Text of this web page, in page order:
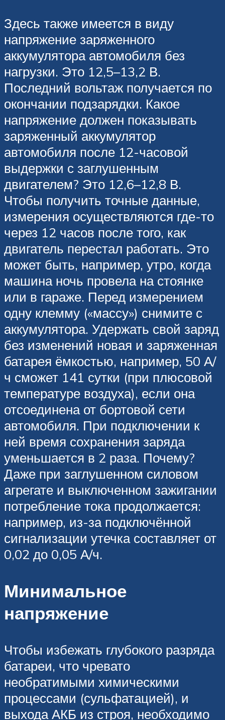
Здесь также имеется в виду
напряжение заряженного
аккумулятора автомобиля без
нагрузки. Это 12,5–13,2 В.
Последний вольтаж получается по
окончании подзарядки. Какое
напряжение должен показывать
заряженный аккумулятор
автомобиля после 12-часовой
выдержки с заглушенным
двигателем? Это 12,6–12,8 В.
Чтобы получить точные данные,
измерения осуществляются где-то
через 12 часов после того, как
двигатель перестал работать. Это
может быть, например, утро, когда
машина ночь провела на стоянке
или в гараже. Перед измерением
одну клемму («массу») снимите с
аккумулятора. Удержать свой заряд
без изменений новая и заряженная
батарея ёмкостью, например, 50 А/
ч сможет 141 сутки (при плюсовой
температуре воздуха), если она
отсоединена от бортовой сети
автомобиля. При подключении к
ней время сохранения заряда
уменьшается в 2 раза. Почему?
Даже при заглушенном силовом
агрегате и выключенном зажигании
потребление тока продолжается:
например, из-за подключённой
сигнализации утечка составляет от
0,02 до 0,05 А/ч.
Минимальное
напряжение
Чтобы избежать глубокого разряда
батареи, что чревато
необратимыми химическими
процессами (сульфатацией), и
выхода АКБ из строя, необходимо